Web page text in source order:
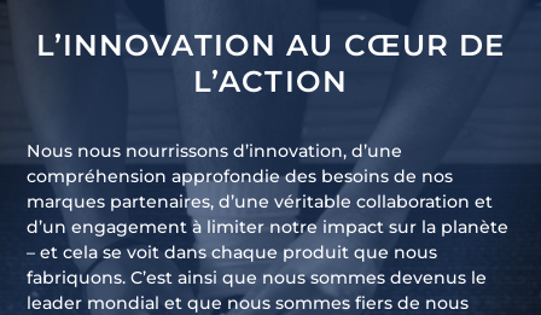
L’INNOVATION AU CŒUR DE
L’ACTION
Nous nous nourrissons d’innovation, d’une
compréhension approfondie des besoins de nos
marques partenaires, d’une véritable collaboration et
d’un engagement à limiter notre impact sur la planète
– et cela se voit dans chaque produit que nous
fabriquons. C’est ainsi que nous sommes devenus le
leader mondial et que nous sommes fiers de nous